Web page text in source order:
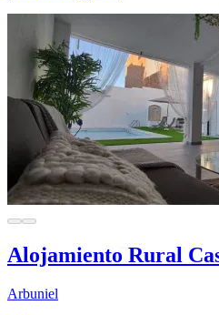
Alojamiento Rural
Arbuniel